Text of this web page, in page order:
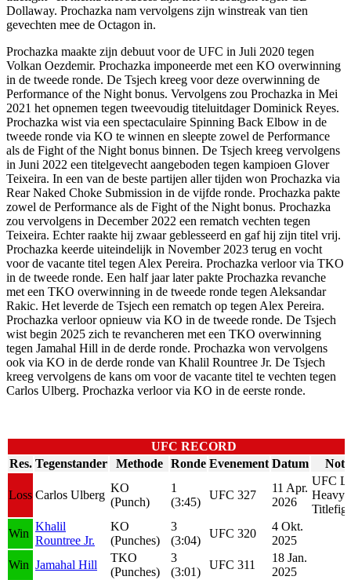
Dollaway. Prochazka nam vervolgens zijn winstreak van tien
gevechten mee de Octagon in.
Prochazka maakte zijn debuut voor de UFC in Juli 2020 tegen
Volkan Oezdemir. Prochazka imponeerde met een KO overwinning
in de tweede ronde. De Tsjech kreeg voor deze overwinning de
Performance of the Night bonus. Vervolgens zou Prochazka in Mei
2021 het opnemen tegen tweevoudig titeluitdager Dominick Reyes.
Prochazka wist via een spectaculaire Spinning Back Elbow in de
tweede ronde via KO te winnen en sleepte zowel de Performance
als de Fight of the Night bonus binnen. De Tsjech kreeg vervolgens
in Juni 2022 een titelgevecht aangeboden tegen kampioen Glover
Teixeira. In een van de beste partijen aller tijden won Prochazka via
Rear Naked Choke Submission in de vijfde ronde. Prochazka pakte
zowel de Performance als de Fight of the Night bonus. Prochazka
zou vervolgens in December 2022 een rematch vechten tegen
Teixeira. Echter raakte hij zwaar geblesseerd en gaf hij zijn titel vrij.
Prochazka keerde uiteindelijk in November 2023 terug en vocht
voor de vacante titel tegen Alex Pereira. Prochazka verloor via TKO
in de tweede ronde. Een half jaar later pakte Prochazka revanche
met een TKO overwinning in de tweede ronde tegen Aleksandar
Rakic. Het leverde de Tsjech een rematch op tegen Alex Pereira.
Prochazka verloor opnieuw via KO in de tweede ronde. De Tsjech
wist begin 2025 zich te revancheren met een TKO overwinning
tegen Jamahal Hill in de derde ronde. Prochazka won vervolgens
ook via KO in de derde ronde van Khalil Rountree Jr. De Tsjech
kreeg vervolgens de kans om voor de vacante titel te vechten tegen
Carlos Ulberg. Prochazka verloor via KO in de eerste ronde.
UFC RECORD
Res. Tegenstander Methode Ronde Evenement Datum
Loss Carlos Ulberg
KO
(Punch)
1
(3:45)
UFC 327
11 Apr.
2026
UFC
Win
Khalil
Rountree Jr.
KO
(Punches)
3
(3:04)
UFC 320
4 Okt.
2025
Win Jamahal Hill
TKO
(Punches)
3
(3:01)
UFC 311
18 Jan.
2025